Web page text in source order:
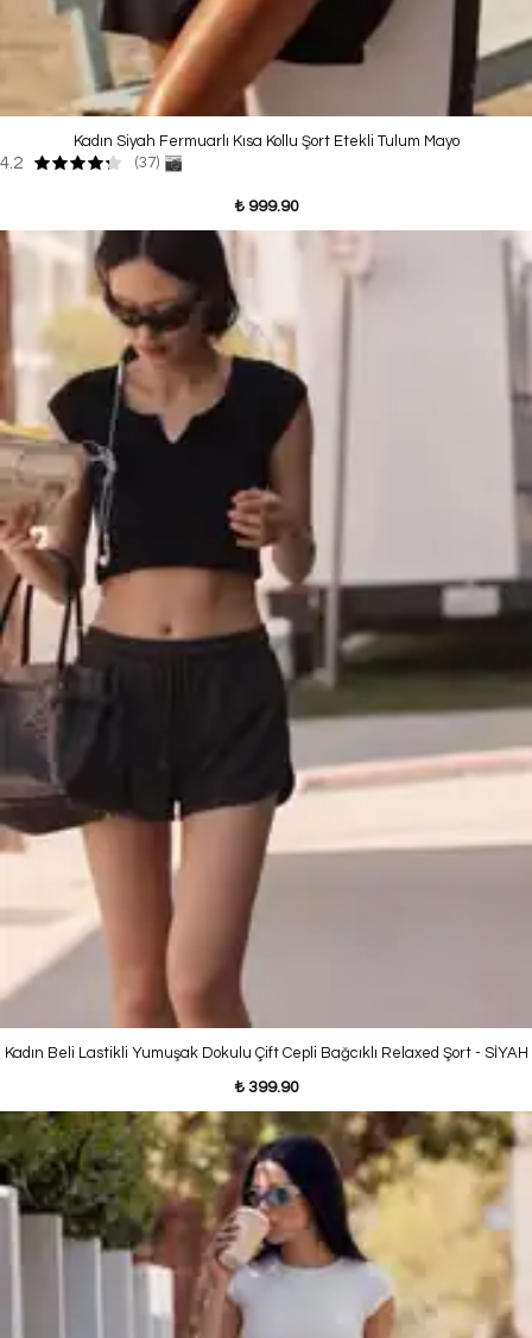
Kadın Siyah Fermuarlı Kısa Kollu Şort Etekli Tulum Mayo
4.2 (37)
₺ 999.90
Kadın Beli Lastikli Yumuşak Dokulu Çift Cepli Bağcıklı Relaxed Şort - SİYAH
₺ 399.90